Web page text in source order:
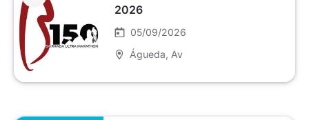
2026
05/09/2026
Águeda , Av